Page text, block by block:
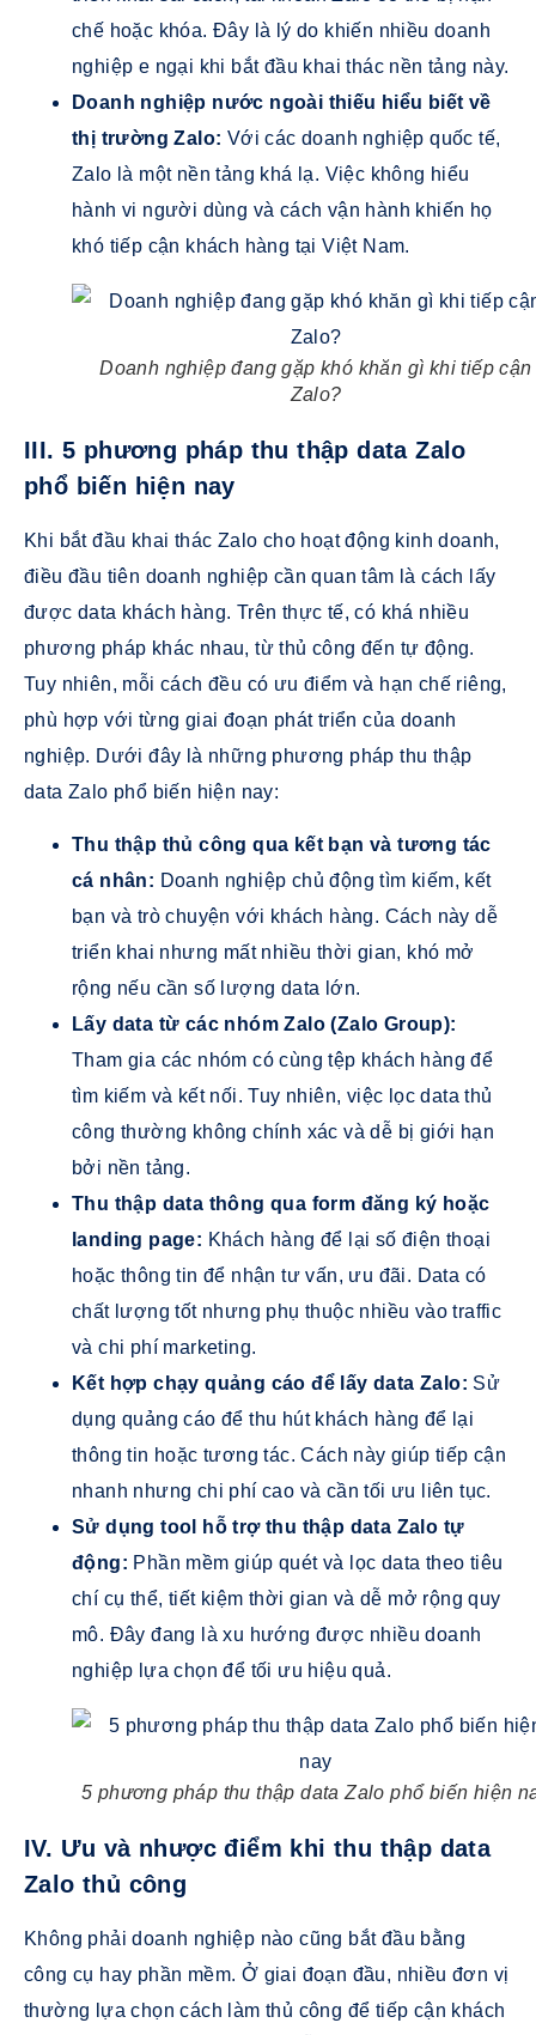
chế hoặc khóa. Đây là lý do khiến nhiều doanh
nghiệp e ngại khi bắt đầu khai thác nền tảng này.
Doanh nghiệp nước ngoài thiếu hiểu biết về
thị trường Zalo: Với các doanh nghiệp quốc tế,
Zalo là một nền tảng khá lạ. Việc không hiểu
hành vi người dùng và cách vận hành khiến họ
khó tiếp cận khách hàng tại Việt Nam.
Doanh nghiệp đang gặp khó khăn gì khi tiếp cận
Zalo?
III. 5 phương pháp thu thập data Zalo
phổ biến hiện nay
Khi bắt đầu khai thác Zalo cho hoạt động kinh doanh,
điều đầu tiên doanh nghiệp cần quan tâm là cách lấy
được data khách hàng. Trên thực tế, có khá nhiều
phương pháp khác nhau, từ thủ công đến tự động.
Tuy nhiên, mỗi cách đều có ưu điểm và hạn chế riêng,
phù hợp với từng giai đoạn phát triển của doanh
nghiệp. Dưới đây là những phương pháp thu thập
data Zalo phổ biến hiện nay:
Thu thập thủ công qua kết bạn và tương tác
cá nhân: Doanh nghiệp chủ động tìm kiếm, kết
bạn và trò chuyện với khách hàng. Cách này dễ
triển khai nhưng mất nhiều thời gian, khó mở
rộng nếu cần số lượng data lớn.
Lấy data từ các nhóm Zalo (Zalo Group):
Tham gia các nhóm có cùng tệp khách hàng để
tìm kiếm và kết nối. Tuy nhiên, việc lọc data thủ
công thường không chính xác và dễ bị giới hạn
bởi nền tảng.
Thu thập data thông qua form đăng ký hoặc
landing page: Khách hàng để lại số điện thoại
hoặc thông tin để nhận tư vấn, ưu đãi. Data có
chất lượng tốt nhưng phụ thuộc nhiều vào traffic
và chi phí marketing.
Kết hợp chạy quảng cáo để lấy data Zalo: Sử
dụng quảng cáo để thu hút khách hàng để lại
thông tin hoặc tương tác. Cách này giúp tiếp cận
nhanh nhưng chi phí cao và cần tối ưu liên tục.
Sử dụng tool hỗ trợ thu thập data Zalo tự
động: Phần mềm giúp quét và lọc data theo tiêu
chí cụ thể, tiết kiệm thời gian và dễ mở rộng quy
mô. Đây đang là xu hướng được nhiều doanh
nghiệp lựa chọn để tối ưu hiệu quả.
5 phương pháp thu thập data Zalo phổ biến hiện
IV. Ưu và nhược điểm khi thu thập data
Zalo thủ công
Không phải doanh nghiệp nào cũng bắt đầu bằng
công cụ hay phần mềm. Ở giai đoạn đầu, nhiều đơn vị
thường lựa chọn cách làm thủ công để tiếp cận khách